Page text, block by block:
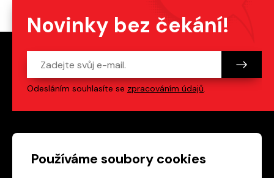
Používáme soubory cookies
Novinky bez čekání!
Odesláním souhlasíte se zpracováním údajů.
Patička webu Odkazy na sociální